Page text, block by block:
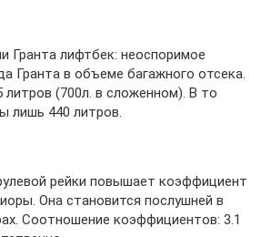
Гранта лифтбек: неоспоримое
Гранта в объеме багажного отсека.
литров (700л. в сложенном). В то
лишь 440 литров.
рейки повышает коэффициент
Она становится послушней в
Соотношение коэффициентов: 3.1